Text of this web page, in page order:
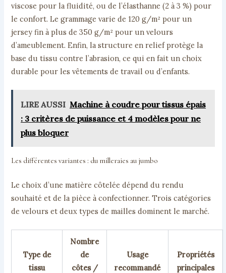
viscose pour la fluidité, ou de l’élasthanne (2 à 3 %) pour
le confort. Le grammage varie de 120 g/m² pour un
jersey fin à plus de 350 g/m² pour un velours
d’ameublement. Enfin, la structure en relief protège la
base du tissu contre l’abrasion, ce qui en fait un choix
durable pour les vêtements de travail ou d’enfants.
LIRE AUSSI Machine à coudre pour tissus épais
: 3 critères de puissance et 4 modèles pour ne
plus bloquer
Les différentes variantes : du milleraies au jumbo
Le choix d’une matière côtelée dépend du rendu
souhaité et de la pièce à confectionner. Trois catégories
de velours et deux types de mailles dominent le marché.
Type de
tissu
Nombre
de
côtes /
Usage
recommandé
Propriétés
principales